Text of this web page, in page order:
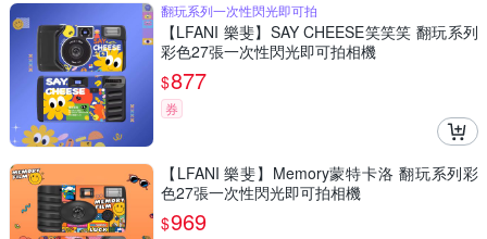
翻玩系列一次性閃光即可拍
【LFANI 樂斐】SAY CHEESE笑笑笑 翻玩系列
彩色27張一次性閃光即可拍相機
$877
券
【LFANI 樂斐】Memory蒙特卡洛 翻玩系列彩
色27張一次性閃光即可拍相機
$969